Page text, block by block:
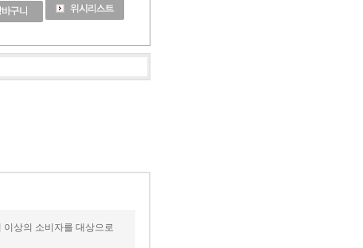
상의 소비자를 대상으로